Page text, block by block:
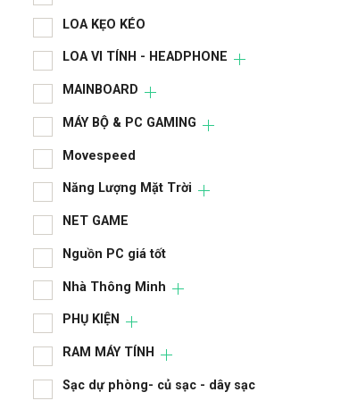
LOA KẸO KÉO
LOA VI TÍNH - HEADPHONE
MAINBOARD
MÁY BỘ & PC GAMING
Movespeed
Năng Lượng Mặt Trời
NET GAME
Nguồn PC giá tốt
Nhà Thông Minh
PHỤ KIỆN
RAM MÁY TÍNH
Sạc dự phòng- củ sạc - dây sạc